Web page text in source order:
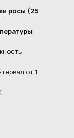
росы (25
от 1